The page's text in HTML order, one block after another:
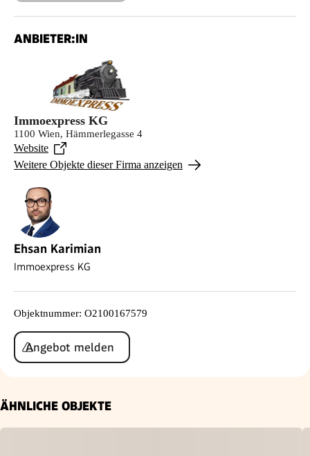
ANBIETER:IN
Immoexpress KG
1100 Wien, Hämmerlegasse 4
Website
Weitere Objekte dieser Firma anzeigen
Ehsan Karimian
Immoexpress KG
Objektnummer: O2100167579
Angebot melden
ÄHNLICHE OBJEKTE